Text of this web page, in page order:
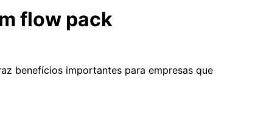
flow pack
benefícios importantes para empresas que